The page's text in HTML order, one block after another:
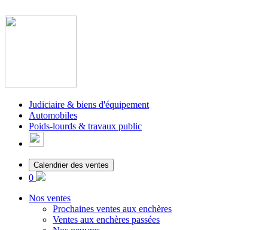
Judiciaire & biens d'équipement
Automobiles
Poids-lourds & travaux public
Calendrier des ventes
0
Nos ventes
Prochaines ventes aux enchères
Ventes aux enchères passées